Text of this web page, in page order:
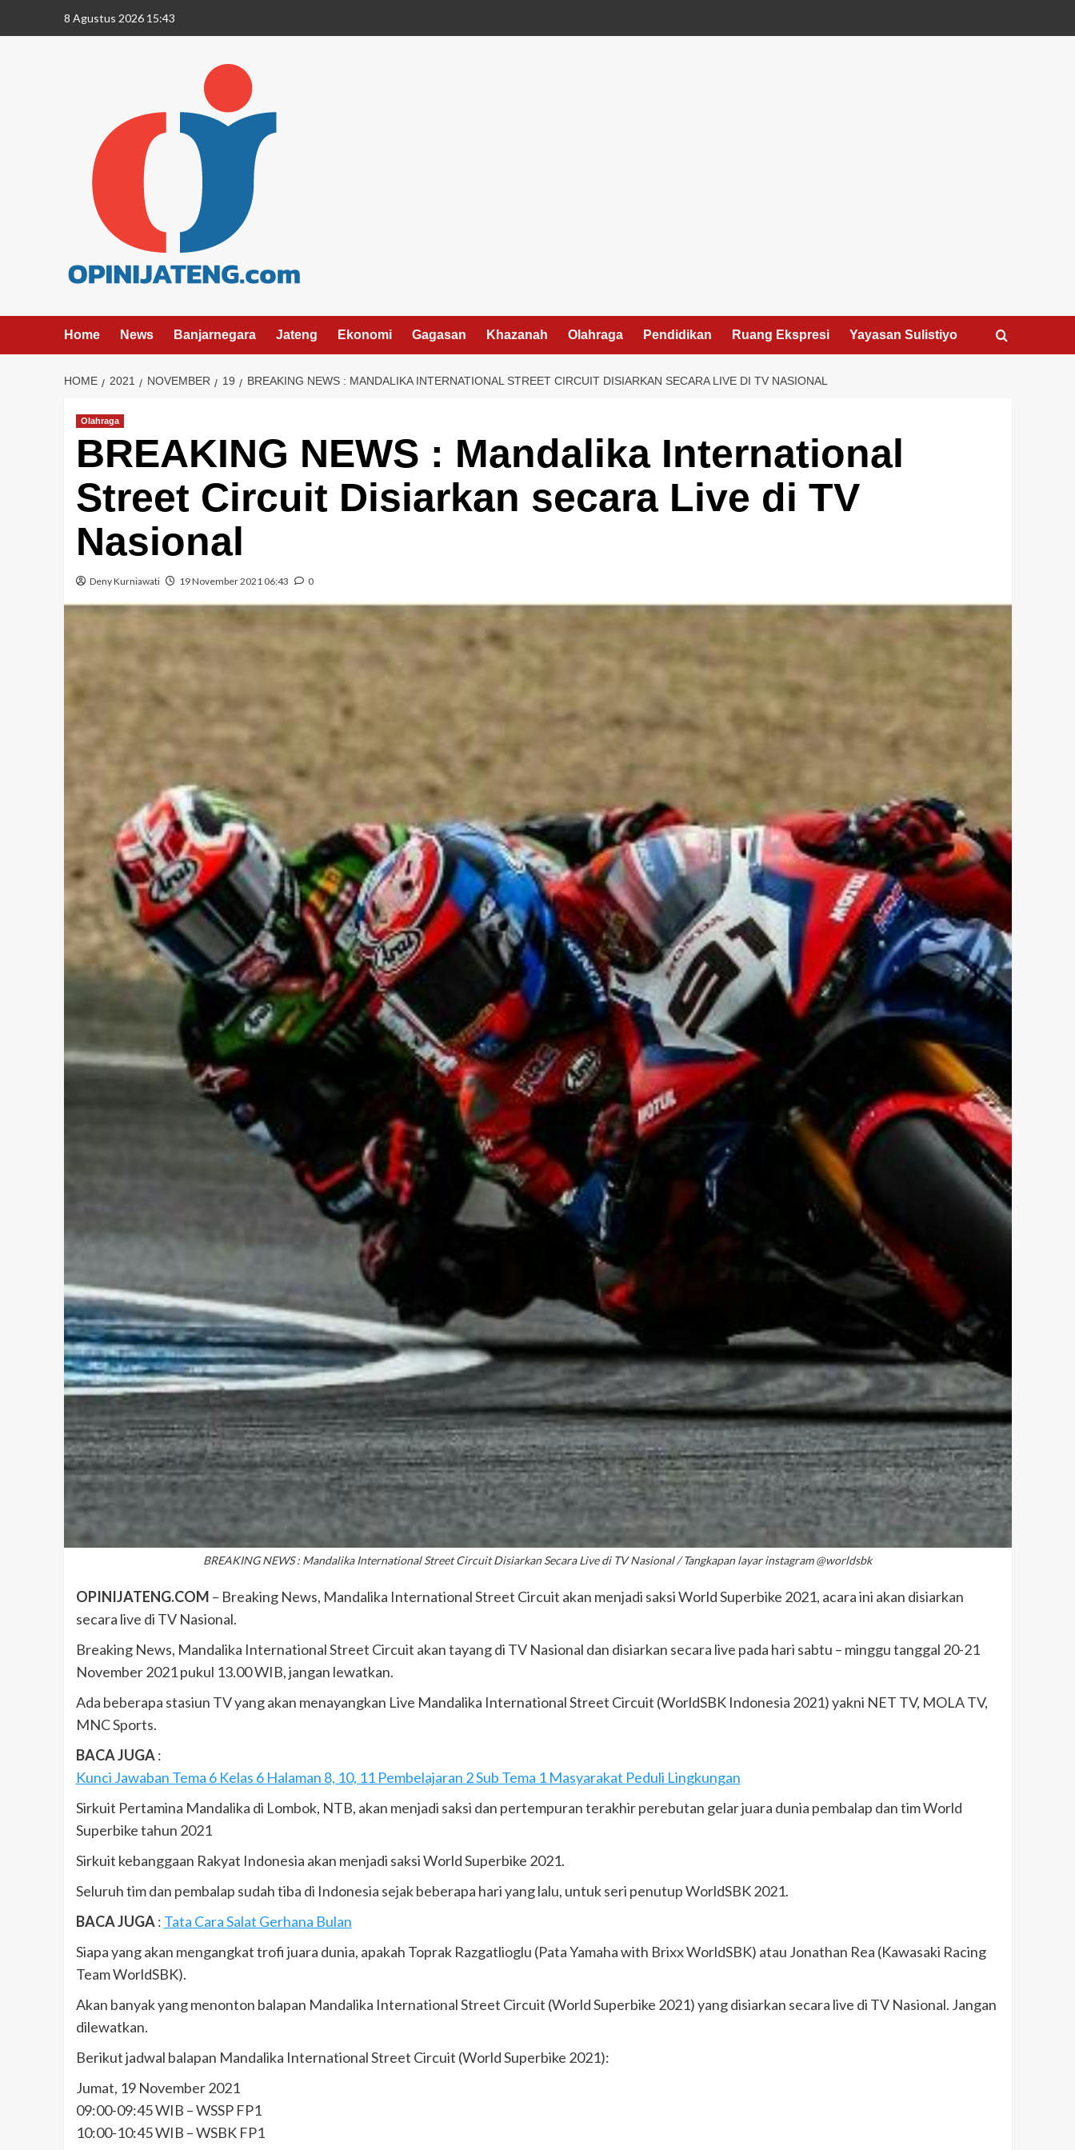
8 Agustus 2026 15:43
Home News Banjarnegara Jateng Ekonomi Gagasan Khazanah Olahraga Pendidikan Ruang Ekspresi Yayasan Sulistiyo
HOME 2021 NOVEMBER 19 BREAKING NEWS : MANDALIKA INTERNATIONAL STREET CIRCUIT DISIARKAN SECARA LIVE DI TV NASIONAL
Olahraga
BREAKING NEWS : Mandalika International
Street Circuit Disiarkan secara Live di TV
Nasional
Deny Kurniawati 19 November 2021 06:43 0
BREAKING NEWS : Mandalika International Street Circuit Disiarkan Secara Live di TV Nasional / Tangkapan layar instagram @worldsbk
OPINIJATENG.COM – Breaking News, Mandalika International Street Circuit akan menjadi saksi World Superbike 2021, acara ini akan disiarkan
secara live di TV Nasional.
Breaking News, Mandalika International Street Circuit akan tayang di TV Nasional dan disiarkan secara live pada hari sabtu – minggu tanggal 20-21
November 2021 pukul 13.00 WIB, jangan lewatkan.
Ada beberapa stasiun TV yang akan menayangkan Live Mandalika International Street Circuit (WorldSBK Indonesia 2021) yakni NET TV, MOLA TV,
MNC Sports.
BACA JUGA:
Kunci Jawaban Tema 6 Kelas 6 Halaman 8, 10, 11 Pembelajaran 2 Sub Tema 1 Masyarakat Peduli Lingkungan
Sirkuit Pertamina Mandalika di Lombok, NTB, akan menjadi saksi dan pertempuran terakhir perebutan gelar juara dunia pembalap dan tim World
Superbike tahun 2021
Sirkuit kebanggaan Rakyat Indonesia akan menjadi saksi World Superbike 2021.
Seluruh tim dan pembalap sudah tiba di Indonesia sejak beberapa hari yang lalu, untuk seri penutup WorldSBK 2021.
BACA JUGA: Tata Cara Salat Gerhana Bulan
Siapa yang akan mengangkat trofi juara dunia, apakah Toprak Razgatlioglu (Pata Yamaha with Brixx WorldSBK) atau Jonathan Rea (Kawasaki Racing
Team WorldSBK).
Akan banyak yang menonton balapan Mandalika International Street Circuit (World Superbike 2021) yang disiarkan secara live di TV Nasional. Jangan
dilewatkan.
Berikut jadwal balapan Mandalika International Street Circuit (World Superbike 2021):
Jumat, 19 November 2021
09:00-09:45 WIB – WSSP FP1
10:00-10:45 WIB – WSBK FP1